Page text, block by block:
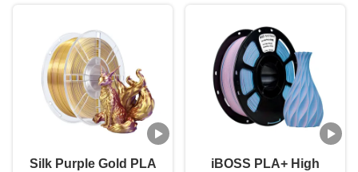
Silk Purple Gold PLA
iBOSS PLA+ High